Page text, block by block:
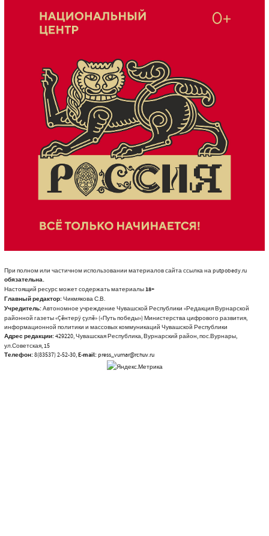
При полном или частичном использовании материалов сайта ссылка на putpobedy.ru
обязательна.
Настоящий ресурс может содержать материалы18+
Главный редактор:Чикмякова С.В.
Учредитель:Автономное учреждение Чувашской Республики «Редакция Вурнарской
районной газеты «Çĕнтерÿ çулĕ» («Путь победы») Министерства цифрового развития,
информационной политики и массовых коммуникаций Чувашской Республики
Адрес редакции:429220, Чувашская Республика, Вурнарский район, пос.Вурнары,
ул.Советская, 15
Телефон:8(83537) 2-52-30,E-mail:press_vurnar@rchuv.ru